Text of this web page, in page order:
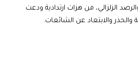
الزلزالي، من هزات ارتدادية ودعت
والحذر والابتعاد عن الشائعات.